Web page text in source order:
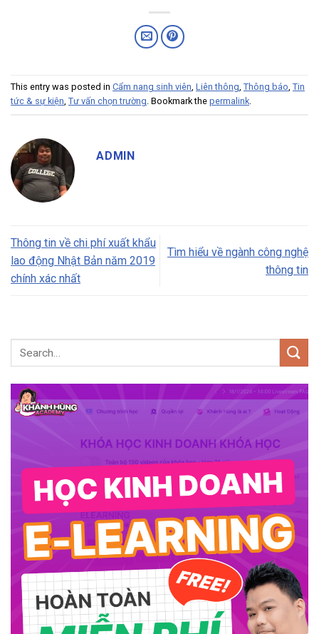
This entry was posted in Cẩm nang sinh viên, Liên thông, Thông báo, Tin
tức & sự kiện, Tư vấn chọn trường. Bookmark the permalink.
ADMIN
Thông tin về chi phí xuất khẩu
lao động Nhật Bản năm 2019
chính xác nhất
Tìm hiểu về ngành công nghệ
thông tin